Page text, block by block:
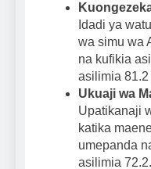
Idadi ya
wa simu wa
na kufikia
asilimia
Ukuaji wa
Upatikanaji
katika
umepanda
asilimia 72.2.